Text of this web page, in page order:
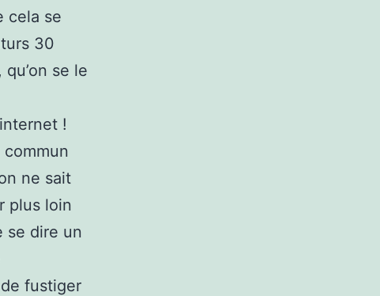
cela se
30
se le
!
ne sait
plus loin
se dire un
fustiger